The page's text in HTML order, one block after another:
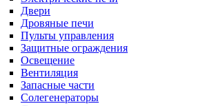
Двери
Дровяные печи
Пульты управления
Защитные ограждения
Освещение
Вентиляция
Запасные части
Солегенераторы